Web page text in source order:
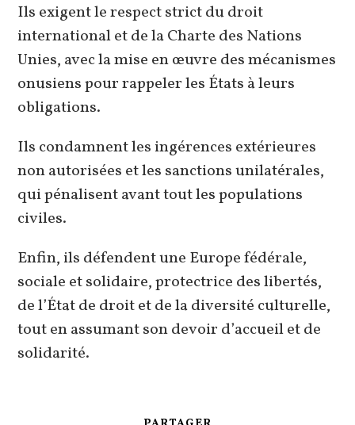
Ils exigent le respect strict du droit
international et de la Charte des Nations
Unies, avec la mise en œuvre des mécanismes
onusiens pour rappeler les États à leurs
obligations.
Ils condamnent les ingérences extérieures
non autorisées et les sanctions unilatérales,
qui pénalisent avant tout les populations
civiles.
Enfin, ils défendent une Europe fédérale,
sociale et solidaire, protectrice des libertés,
de l’État de droit et de la diversité culturelle,
tout en assumant son devoir d’accueil et de
solidarité.